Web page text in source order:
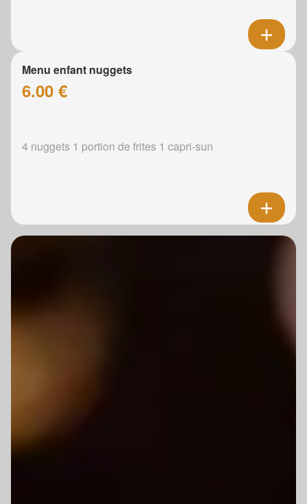
Menu enfant nuggets
6.00 €
4 nuggets 1 portion de frites 1 capri-sun